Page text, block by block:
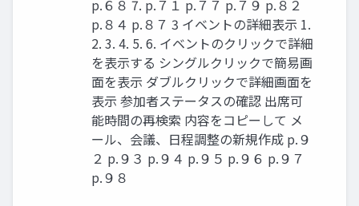
p.６８ 7. p.７１ p.７７ p.７９ p.８２
p.８４ p.８７ 3 イベントの詳細表示 1.
2. 3. 4. 5. 6. イベントのクリックで詳細
を表示する シングルクリックで簡易画
面を表示 ダブルクリックで詳細画面を
表示 参加者ステータスの確認 出席可
能時間の再検索 内容をコピーして メ
ール、会議、日程調整の新規作成 p.９
２ p.９３ p.９４ p.９５ p.９６ p.９７
p.９８